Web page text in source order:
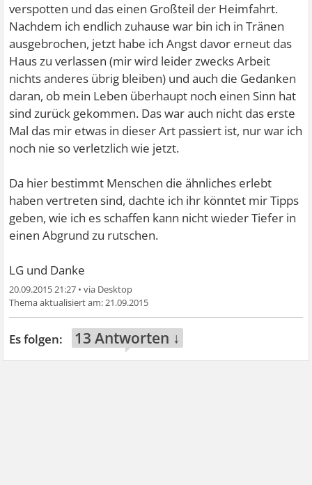
verspotten und das einen Großteil der Heimfahrt.
Nachdem ich endlich zuhause war bin ich in Tränen
ausgebrochen, jetzt habe ich Angst davor erneut das
Haus zu verlassen (mir wird leider zwecks Arbeit
nichts anderes übrig bleiben) und auch die Gedanken
daran, ob mein Leben überhaupt noch einen Sinn hat
sind zurück gekommen. Das war auch nicht das erste
Mal das mir etwas in dieser Art passiert ist, nur war ich
noch nie so verletzlich wie jetzt.
Da hier bestimmt Menschen die ähnliches erlebt
haben vertreten sind, dachte ich ihr könntet mir Tipps
geben, wie ich es schaffen kann nicht wieder Tiefer in
einen Abgrund zu rutschen.
LG und Danke
20.09.2015 21:27 •
21.09.2015
13 Antworten ↓